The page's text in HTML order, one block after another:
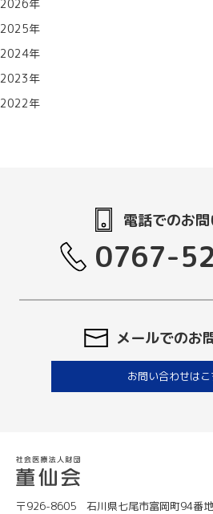
2026年
2025年
2024年
2023年
2022年
電話でのお
0767-
メールでのお
お問い合わせはこ
〒926-8605 石川県七尾市富岡町94番地